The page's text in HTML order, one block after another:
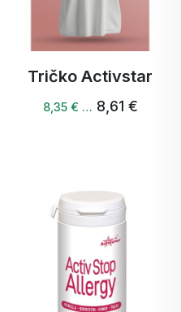
Tričko Activstar
8,35 € … 8,61 €